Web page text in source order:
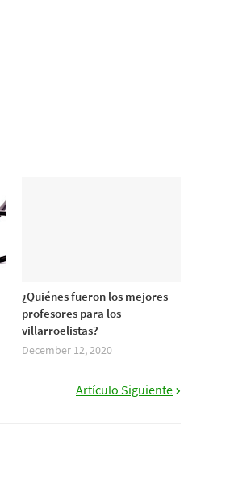
¿Quiénes fueron los mejores
profesores para los
villarroelistas?
December 12, 2020
Artículo Siguiente